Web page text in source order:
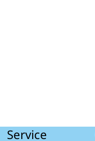
Service